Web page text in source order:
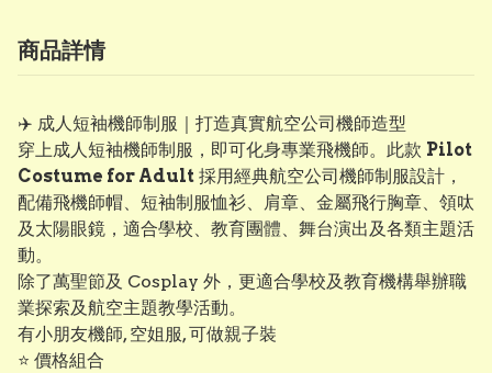
商品詳情
✈️ 成人短袖機師制服｜打造真實航空公司機師造型
穿上成人短袖機師制服，即可化身專業飛機師。此款 Pilot
Costume for Adult 採用經典航空公司機師制服設計，
配備飛機師帽、短袖制服恤衫、肩章、金屬飛行胸章、領呔
及太陽眼鏡，適合學校、教育團體、舞台演出及各類主題活
動。
除了萬聖節及 Cosplay 外，更適合學校及教育機構舉辦職
業探索及航空主題教學活動。
有小朋友機師, 空姐服, 可做親子裝
⭐ 價格組合